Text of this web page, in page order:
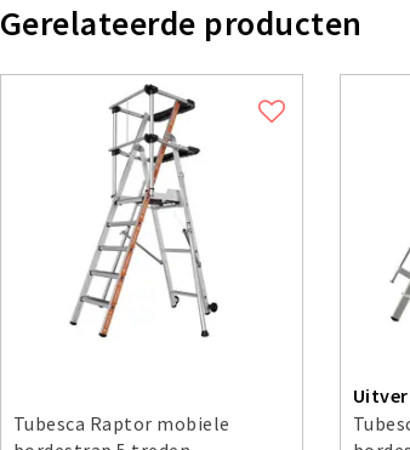
Gerelateerde producten
Tubesca Raptor mobiele